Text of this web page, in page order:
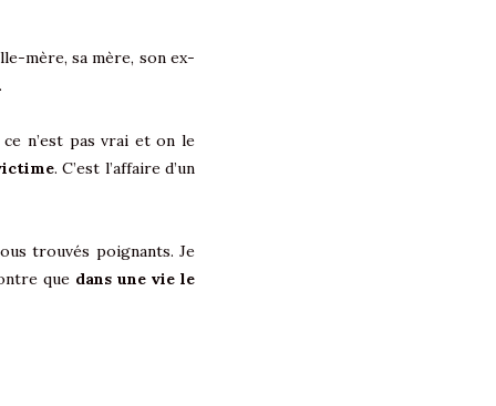
mère, sa mère, son ex-
n’est pas vrai et on le
. C’est l’affaire d’un
trouvés poignants. Je
que dans une vie le